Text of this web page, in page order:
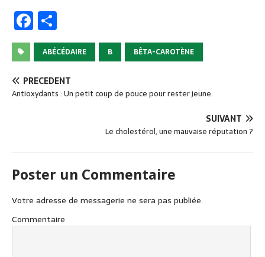
F
a
c
e
b
ar
ta
g
er
ABÉCÉDAIRE B BÊTA-CAROTÈNE
PRÉCÉDENT
Antioxydants : Un petit coup de pouce pour rester jeune.
SUIVANT
Le cholestérol, une mauvaise réputation ?
Poster un Commentaire
Votre adresse de messagerie ne sera pas publiée.
Commentaire